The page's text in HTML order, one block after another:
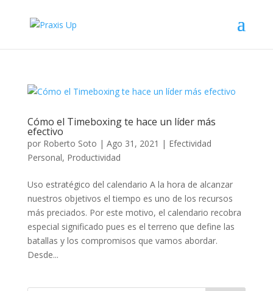
Cómo el Timeboxing te hace un líder más
efectivo
por Roberto Soto | Ago 31, 2021 | Efectividad
Personal, Productividad
Uso estratégico del calendario A la hora de alcanzar
nuestros objetivos el tiempo es uno de los recursos
más preciados. Por este motivo, el calendario recobra
especial significado pues es el terreno que define las
batallas y los compromisos que vamos abordar.
Desde...